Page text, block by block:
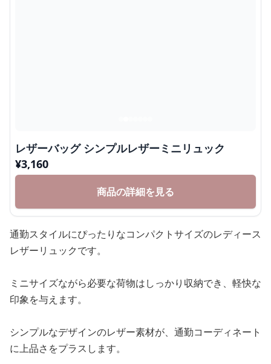
レザーバッグ シンプルレザーミニリュック
¥3,160
商品の詳細を見る
通勤スタイルにぴったりなコンパクトサイズのレディース
レザーリュックです。
ミニサイズながら必要な荷物はしっかり収納でき、軽快な
印象を与えます。
シンプルなデザインのレザー素材が、通勤コーディネート
に上品さをプラスします。